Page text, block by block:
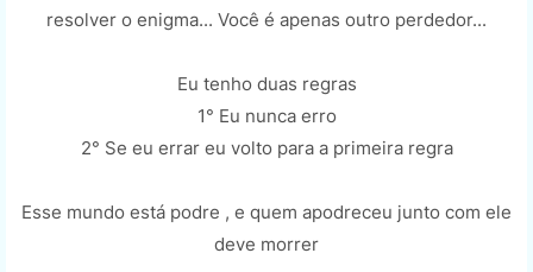
resolver o enigma... Você é apenas outro perdedor...
Eu tenho duas regras
1° Eu nunca erro
2° Se eu errar eu volto para a primeira regra
Esse mundo está podre , e quem apodreceu junto com ele
deve morrer